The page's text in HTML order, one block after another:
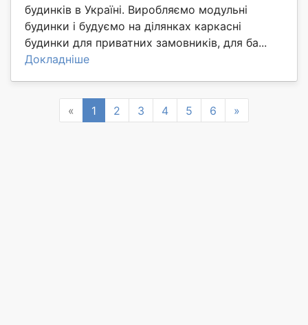
будинків в Україні. Виробляємо модульні
будинки і будуємо на ділянках каркасні
будинки для приватних замовників, для ба...
Докладніше
« Previous
1 2 3 4 5 6 »